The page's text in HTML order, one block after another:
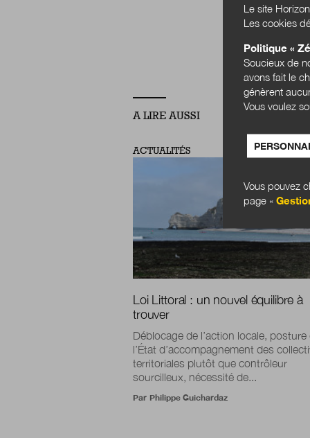
CRISE
A LIRE AUSSI
ACTUALITÉS
Loi Littoral : un nouvel équilibre à
trouver
Déblocage de l’action locale, posture
l’État d’accompagnement des
territoriales plutôt que contrôleur
sourcilleux, nécessité de...
Par Philippe Guichardaz
Le site
Les cookies
Politique «
Soucieux de
avons fait le
génèrent
Vous voulez
Vous pouvez
page «